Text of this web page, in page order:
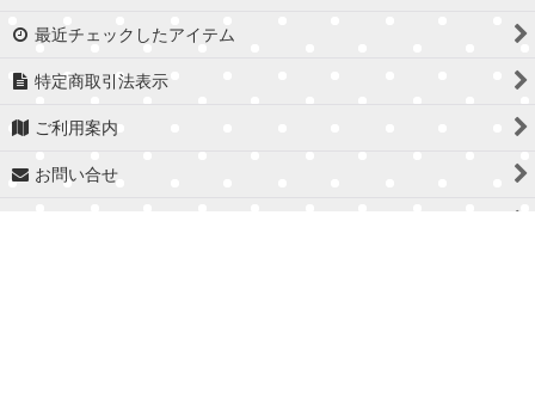
最近チェックしたアイテム
特定商取引法表示
ご利用案内
お問い合せ